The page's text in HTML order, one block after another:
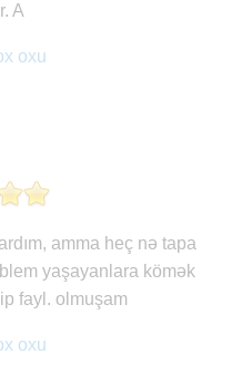
A
oxu
amma heç nə tapa
yaşayanlara kömək
fayl. olmuşam
oxu